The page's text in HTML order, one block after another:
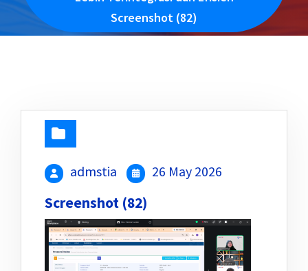
Screenshot (82)
admstia 26 May 2026
Screenshot (82)